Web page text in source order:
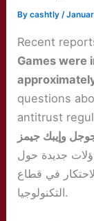
Bycashtly /
Recent
Games were
questions
antitrust
وإيبك جيمز
جديدة حول
في قطاع
التكنولوجيا.